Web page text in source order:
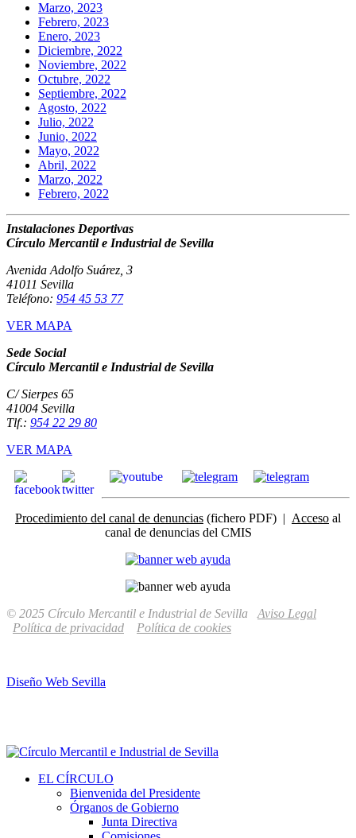
Marzo, 2023
Febrero, 2023
Enero, 2023
Diciembre, 2022
Noviembre, 2022
Octubre, 2022
Septiembre, 2022
Agosto, 2022
Julio, 2022
Junio, 2022
Mayo, 2022
Abril, 2022
Marzo, 2022
Febrero, 2022
Instalaciones Deportivas
Círculo Mercantil e Industrial de Sevilla
Avenida Adolfo Suárez, 3
41011 Sevilla
Teléfono: 954 45 53 77
VER MAPA
Sede Social
Círculo Mercantil e Industrial de Sevilla
C/ Sierpes 65
41004 Sevilla
Tlf.: 954 22 29 80
VER MAPA
Procedimiento del canal de denuncias (fichero PDF) | Acceso al
canal de denuncias del CMIS
© 2025 Círculo Mercantil e Industrial de Sevilla Aviso Legal
Política de privacidad
Política de cookies
Diseño Web Sevilla
EL CÍRCULO
Bienvenida del Presidente
Órganos de Gobierno
Junta Directiva